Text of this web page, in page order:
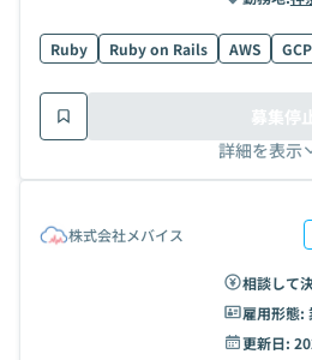
Ruby Ruby on Rails AWS GCP
詳細を表示
募集停
株式会社メバイス
相談して
雇用形態:
更新日: